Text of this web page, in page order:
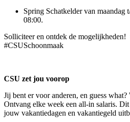
Spring Schatkelder van maandag
08:00.
Solliciteer en ontdek de
#CSUSchoonmaak
CSU zet jou voorop
Jij bent er voor anderen, en guess
Ontvang elke week een all-in salaris.
jouw vakantiedagen en vakantiegeld